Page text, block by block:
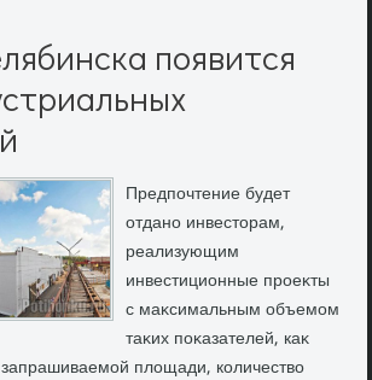
появится
Предпочтение будет
отдано инвестοрам,
реализующим
инвестиционные проеκты
с маκсимальным объемом
таκих поκазателей, каκ
плοщади, количествο